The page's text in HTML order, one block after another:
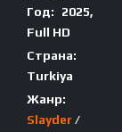
Год:
2025,
Full HD
Страна:
Turkiya
Жанр:
Slayder/